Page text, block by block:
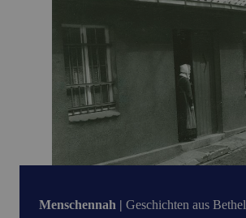
Menschennah | Geschichten aus Bethel